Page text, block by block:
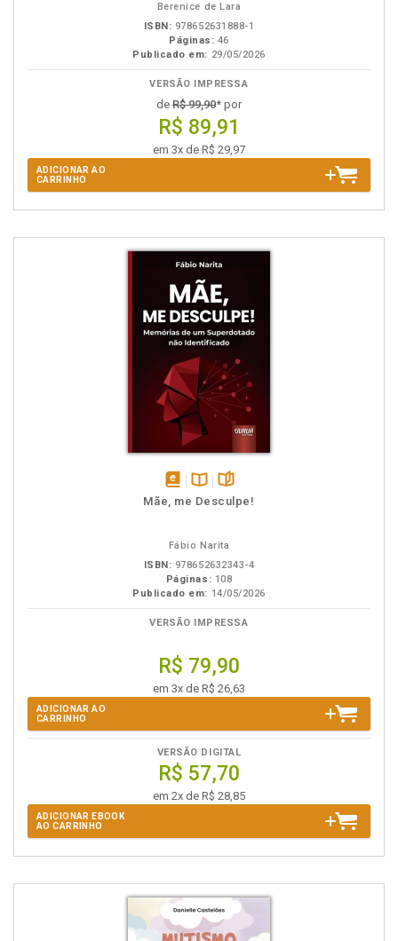
Berenice de Lara
ISBN: 978652631888-1
Páginas: 46
Publicado em: 29/05/2026
VERSÃO IMPRESSA
de R$ 99,90* por
R$ 89,91
em 3x de R$ 29,97
ADICIONAR AO
CARRINHO
disponívelDisponível
páginas
Mãe, me Desculpe!
Fábio Narita
ISBN: 978652632343-4
Páginas: 108
Publicado em: 14/05/2026
VERSÃO IMPRESSA
R$ 79,90
em 3x de R$ 26,63
ADICIONAR AO
CARRINHO
VERSÃO DIGITAL
R$ 57,70
em 2x de R$ 28,85
ADICIONAR EBOOK
AO CARRINHO